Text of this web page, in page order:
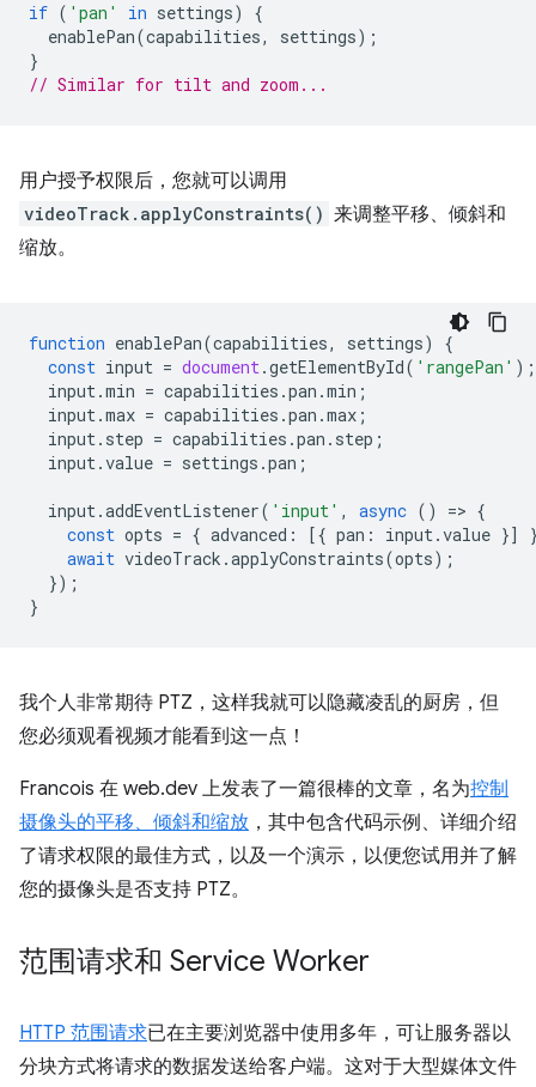
if ( 'pan' in settings)
{
enablePan(capabilities, settings);
}
// Similar for tilt and zoom...
用户授予权限后，您就可以调用
videoTrack.applyConstraints() 来调整平移、倾斜和
缩放。
function enablePan(capabilities, settings)
{
const input = document.getElementById( 'rangePan' );
input.min = capabilities .pan .min ;
input.max = capabilities .pan .max ;
input. step = capabilities .pan . step ;
input.value = settings .pan ;
input.addEventListener( 'input' , async () => {
const opts = { advanced : [{ pan : input.value }]
await videoTrack .applyConstraints(opts);
});
}
我个人非常期待 PTZ，这样我就可以隐藏凌乱的厨房，但
您必须观看视频才能看到这一点！
Francois 在 web.dev 上发表了一篇很棒的文章，名为控制
摄像头的平移、倾斜和缩放 ，其中包含代码示例、详细介绍
了请求权限的最佳方式，以及一个演示，以便您试用并了解
您的摄像头是否支持 PTZ。
范围请求和 Service Worker
HTTP 范围请求已在主要浏览器中使用多年，可让服务器以
分块方式将请求的数据发送给客户端。这对于大型媒体文件